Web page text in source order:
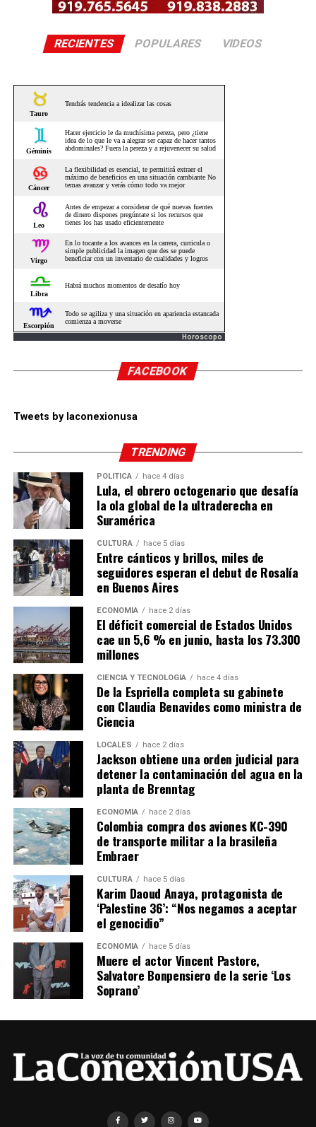
RECIENTES POPULARES VIDEOS
Horoscopo
FACEBOOK
Tweets by laconexionusa
TRENDING
POLÍTICA hace 4 días
Lula, el obrero octogenario que desafía
la ola global de la ultraderecha en
Suramérica
CULTURA hace 5 días
Entre cánticos y brillos, miles de
seguidores esperan el debut de Rosalía
en Buenos Aires
ECONOMÍA hace 2 días
El déficit comercial de Estados Unidos
cae un 5,6 % en junio, hasta los 73.300
millones
CIENCIA Y TECNOLOGÍA hace 4 días
De la Espriella completa su gabinete
con Claudia Benavides como ministra de
Ciencia
LOCALES hace 2 días
Jackson obtiene una orden judicial para
detener la contaminación del agua en la
planta de Brenntag
ECONOMÍA hace 2 días
Colombia compra dos aviones KC-390
de transporte militar a la brasileña
Embraer
CULTURA hace 5 días
Karim Daoud Anaya, protagonista de
‘Palestine 36’: “Nos negamos a aceptar
el genocidio”
ECONOMÍA hace 5 días
Muere el actor Vincent Pastore,
Salvatore Bonpensiero de la serie ‘Los
Soprano’